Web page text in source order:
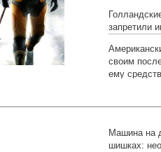
запретили
своим
ему
Машина на
шишках: